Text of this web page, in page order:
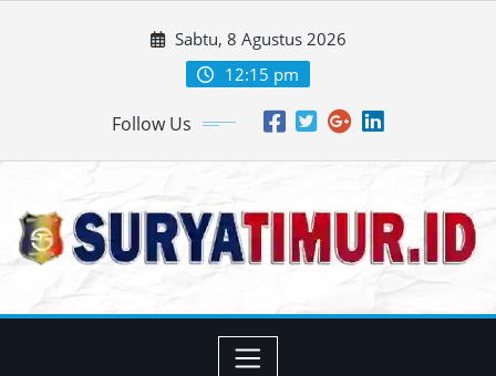
Sabtu, 8 Agustus 2026
12:15 pm
Follow Us